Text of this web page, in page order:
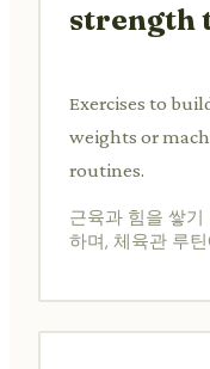
strength
Exercises to
weights or
routines.
근육과 힘을 쌓
하며, 체육관 루